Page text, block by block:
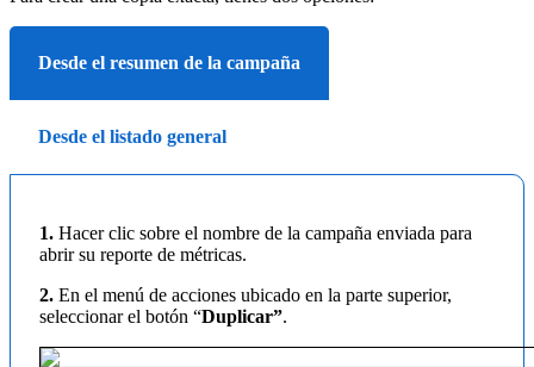
Desde el resumen de la campaña
Desde el listado general
1. Hacer clic sobre el nombre de la campaña enviada para
abrir su reporte de métricas.
2. En el menú de acciones ubicado en la parte superior,
seleccionar el botón “Duplicar”.